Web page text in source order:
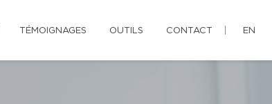
TÉMOIGNAGES OUTILS CONTACT EN